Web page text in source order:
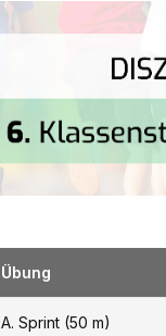
Übung
A. Sprint (50 m)